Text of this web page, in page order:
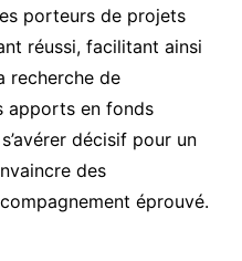
porteurs de projets
réussi, facilitant ainsi
recherche de
apports en fonds
décisif pour un
des
éprouvé.